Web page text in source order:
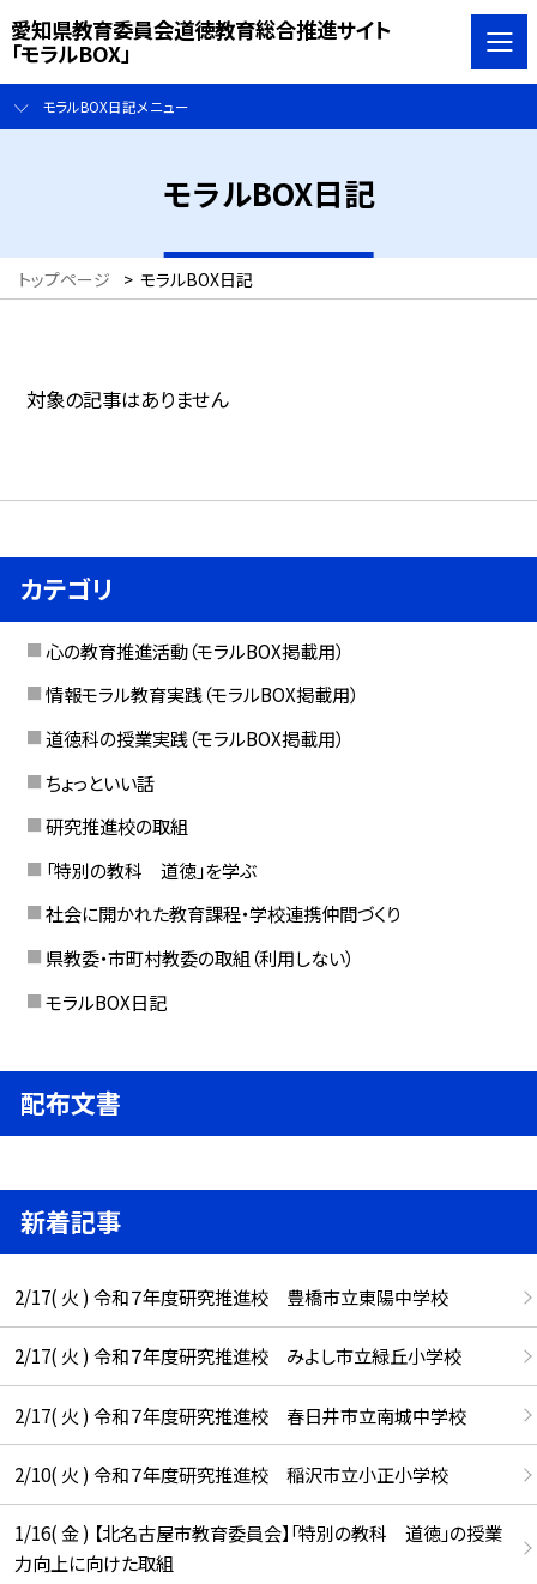
愛知県教育委員会道徳教育総合推進サイト
「モラルBOX」
モラルBOX日記メニュー
モラルBOX日記
トップページ > モラルBOX日記
対象の記事はありません
カテゴリ
心の教育推進活動（モラルBOX掲載用）
情報モラル教育実践（モラルBOX掲載用）
道徳科の授業実践（モラルBOX掲載用）
ちょっといい話
研究推進校の取組
「特別の教科 道徳」を学ぶ
社会に開かれた教育課程・学校連携仲間づくり
県教委・市町村教委の取組（利用しない）
モラルBOX日記
配布文書
新着記事
2/17( 火 ) 令和７年度研究推進校 豊橋市立東陽中学校
2/17( 火 ) 令和７年度研究推進校 みよし市立緑丘小学校
2/17( 火 ) 令和７年度研究推進校 春日井市立南城中学校
2/10( 火 ) 令和７年度研究推進校 稲沢市立小正小学校
1/16( 金 ) 【北名古屋市教育委員会】「特別の教科 道徳」の授業
力向上に向けた取組